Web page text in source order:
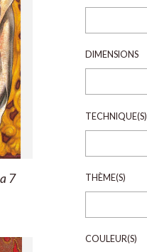
7
DIMENSIONS
TECHNIQUE(S)
THÈME(S)
COULEUR(S)